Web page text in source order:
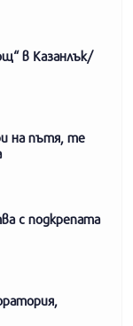
в Казанлък/
на пътя, те
с подкрепата